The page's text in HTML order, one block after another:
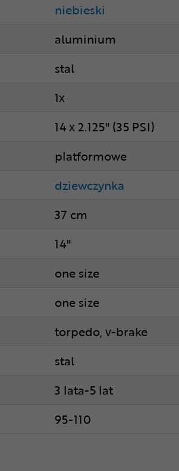
niebieski
aluminium
stal
1x
14 x 2.125" (35 PSI)
platformowe
dziewczynka
37 cm
14"
one size
one size
torpedo, v-brake
stal
3 lata-5 lat
95-110